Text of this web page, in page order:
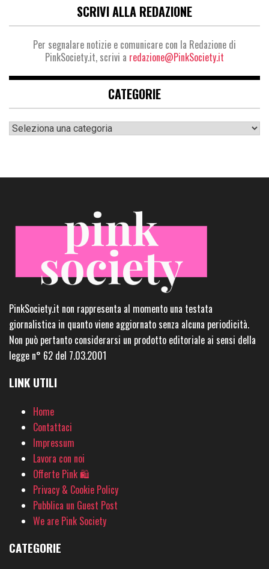
SCRIVI ALLA REDAZIONE
Per segnalare notizie e comunicare con la Redazione di
PinkSociety.it, scrivi a redazione@PinkSociety.it
CATEGORIE
Categorie
PinkSociety.it non rappresenta al momento una testata
giornalistica in quanto viene aggiornato senza alcuna periodicità.
Non può pertanto considerarsi un prodotto editoriale ai sensi della
legge n° 62 del 7.03.2001
LINK UTILI
Home
Contattaci
Impressum
Lavora con noi
Offerte Pink 🛍
Privacy & Cookie Policy
Pubblica un Guest Post
We are Pink Society
CATEGORIE